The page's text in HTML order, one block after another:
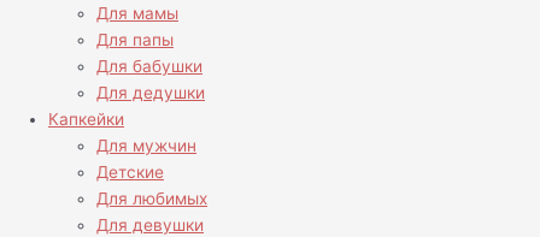
Для мамы
Для папы
Для бабушки
Для дедушки
Капкейки
Для мужчин
Детские
Для любимых
Для девушки